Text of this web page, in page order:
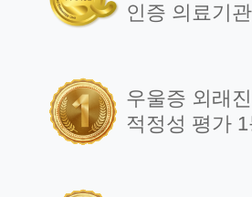
인증 의료기관
우울증 외래
적정성 평가